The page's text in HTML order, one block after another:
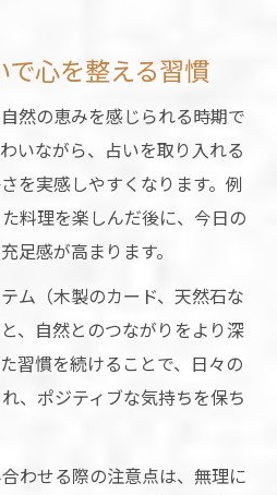
で心を整える習慣
然の恵みを感じられる時期で
いながら、占いを取り入れる
を実感しやすくなります。例
料理を楽しんだ後に、今日の
足感が高まります。
ム（木製のカード、天然石な
、自然とのつながりをより深
習慣を続けることで、日々の
、ポジティブな気持ちを保ち
わせる際の注意点は、無理に